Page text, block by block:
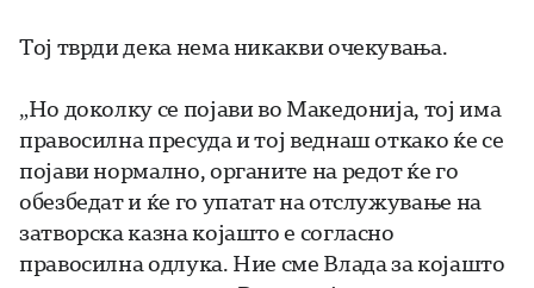
Тој тврди дека нема никакви очекувања.
„Но доколку се појави во Македонија, тој има
правосилна пресуда и тој веднаш откако ќе се
појави нормално, органите на редот ќе го
обезбедат и ќе го упатат на отслужување на
затворска казна којашто е согласно
правосилна одлука. Ние сме Влада за којашто